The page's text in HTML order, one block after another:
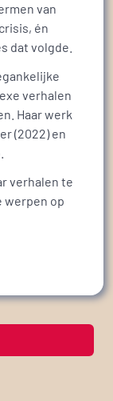
van
én
dat volgde.
verhalen
Haar werk
(2022) en
verhalen te
werpen op